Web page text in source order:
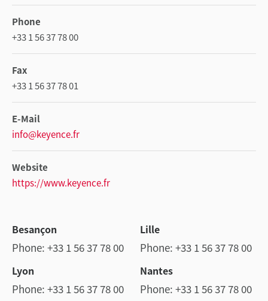
Phone
+33 1 56 37 78 00
Fax
+33 1 56 37 78 01
E-Mail
info@keyence.fr
Website
https://www.keyence.fr
Besançon
Phone: +33 1 56 37 78 00
Lille
Phone: +33 1 56 37 78 00
Lyon
Phone: +33 1 56 37 78 00
Nantes
Phone: +33 1 56 37 78 00